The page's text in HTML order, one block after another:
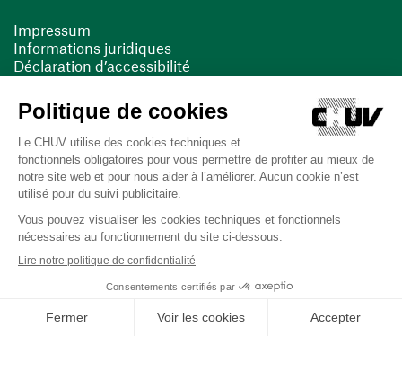
Impressum
Informations juridiques
Déclaration d’accessibilité
Cookies
(ouvre une nouvelle fenêtre)
(ouvre une nouvelle fenêtre)
Dernière mise à jour le 13/08/2025 à 10:19